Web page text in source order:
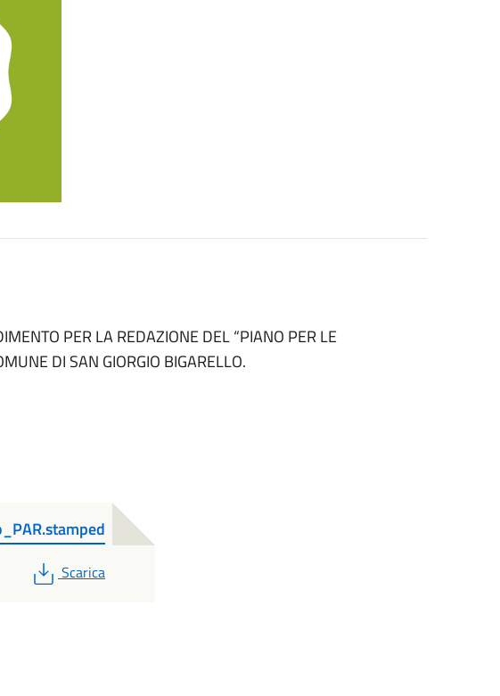
PER LA REDAZIONE DEL “PIANO PER LE
DI SAN GIORGIO BIGARELLO.
PDF
Scarica